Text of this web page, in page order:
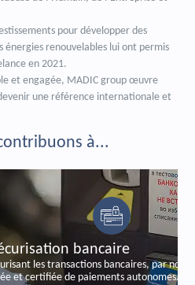
pour développer des
énergies renouvelables lui ont permis
en 2021.
et engagée, MADIC group œuvre
une référence internationale et
à...
bancaires, par notre offre
autonomes.